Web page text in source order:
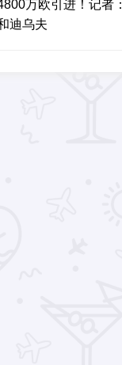
万欧引进！记者
迪乌夫